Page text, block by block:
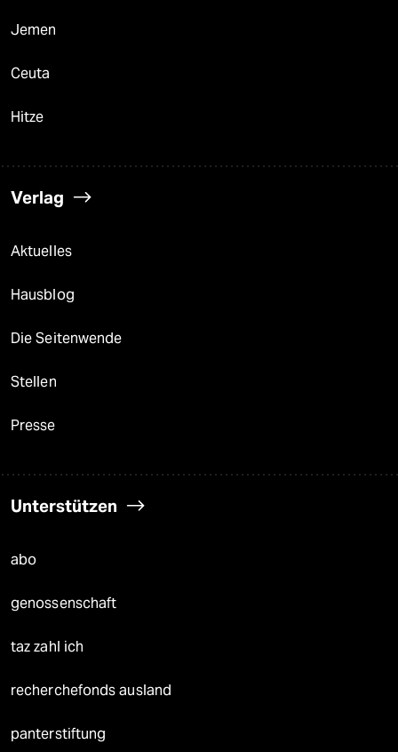
Jemen
Ceuta
Hitze
Verlag
Aktuelles
Hausblog
Die Seitenwende
Stellen
Presse
Unterstützen
abo
genossenschaft
taz zahl ich
recherchefonds ausland
panterstiftung